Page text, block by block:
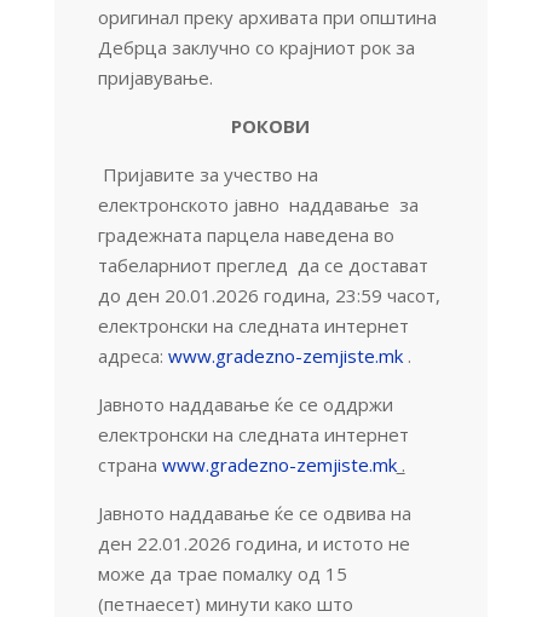
оригинал преку архивата при општина
Дебрца заклучно со крајниот рок за
пријавување.
РОКОВИ
Пријавите за учество на
електронското јавно наддавање за
градежната парцела наведена во
табеларниот преглед да се достават
до ден 20.01.2026 година, 23:59 часот,
електронски на следната интернет
адреса: www.gradezno-zemjiste.mk.
Јавното наддавање ќе се оддржи
електронски на следната интернет
страна www.gradezno-zemjiste.mk.
Јавното наддавање ќе се одвива на
ден 22.01.2026 година, и истото не
може да трае помалку од 15
(петнаесет) минути како што